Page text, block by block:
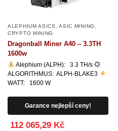
ALEPHIUM ASICS ,ASIC MINING
CRYPTO MINING
Dragonball Miner A40 – 3.3TH
1600w
Alephium (ALPH): 3.3 TH/s
ALGORITHMUS: ALPH-BLAKE3
WATT: 1600 W
Garance nejlepší ceny!
112 065,29 Kč